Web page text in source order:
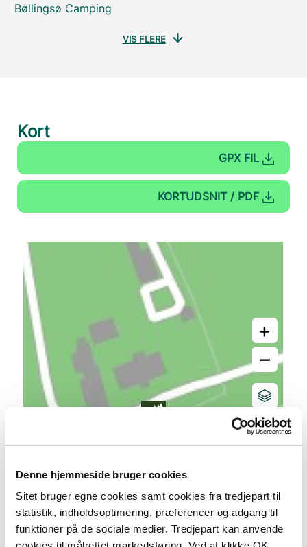
Denne hjemmeside bruger cookies
Sitet bruger egne cookies samt cookies fra tredjepart til
statistik, indholdsoptimering, præferencer og adgang til
funktioner på de sociale medier. Tredjepart kan anvende
Bøllingsø Camping
VIS FLERE
Kort
GPX FIL
KORTUDSNIT / PDF
+
–